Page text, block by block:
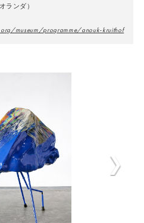
ランダ）
museum/programme/anouk-kruithof